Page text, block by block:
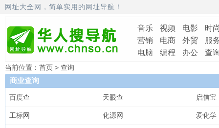
网址大全网，简单实用的网址导航！
音乐 视频 电影
时
营销
电商 外贸
服
电脑
编程 办公 查
当前位置： 首页 > 查询
商业查询
百度查 天眼查 启信宝
工标网 化源网 爱化学